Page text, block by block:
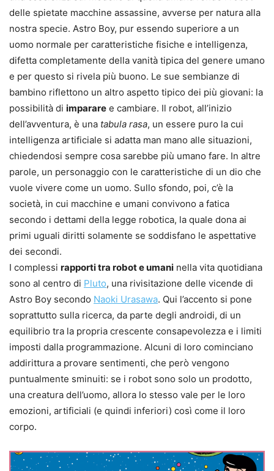
delle spietate macchine assassine, avverse per natura alla
nostra specie. Astro Boy, pur essendo superiore a un
uomo normale per caratteristiche fisiche e intelligenza,
difetta completamente della vanità tipica del genere umano
e per questo si rivela più buono. Le sue sembianze di
bambino riflettono un altro aspetto tipico dei più giovani: la
possibilità di imparare e cambiare. Il robot, all’inizio
dell’avventura, è una tabula rasa, un essere puro la cui
intelligenza artificiale si adatta man mano alle situazioni,
chiedendosi sempre cosa sarebbe più umano fare. In altre
parole, un personaggio con le caratteristiche di un dio che
vuole vivere come un uomo. Sullo sfondo, poi, c’è la
società, in cui macchine e umani convivono a fatica
secondo i dettami della legge robotica, la quale dona ai
primi uguali diritti solamente se soddisfano le aspettative
dei secondi.
I complessi rapporti tra robot e umani nella vita quotidiana
sono al centro di Pluto, una rivisitazione delle vicende di
Astro Boy secondo Naoki Urasawa. Qui l’accento si pone
soprattutto sulla ricerca, da parte degli androidi, di un
equilibrio tra la propria crescente consapevolezza e i limiti
imposti dalla programmazione. Alcuni di loro cominciano
addirittura a provare sentimenti, che però vengono
puntualmente sminuiti: se i robot sono solo un prodotto,
una creatura dell’uomo, allora lo stesso vale per le loro
emozioni, artificiali (e quindi inferiori) così come il loro
corpo.